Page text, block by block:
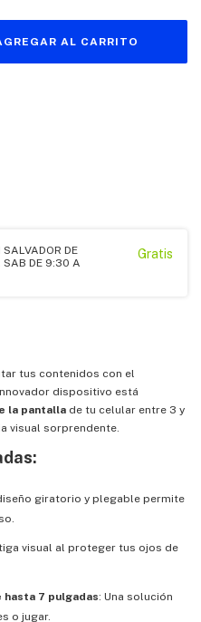
DE
SAB DE 9:30 A
Gratis
tus contenidos con el
dispositivo está
la pantalla de tu celular entre 3 y
visual sorprendente.
giratorio y plegable permite
visual al proteger tus ojos de
7 pulgadas: Una solución
o jugar.